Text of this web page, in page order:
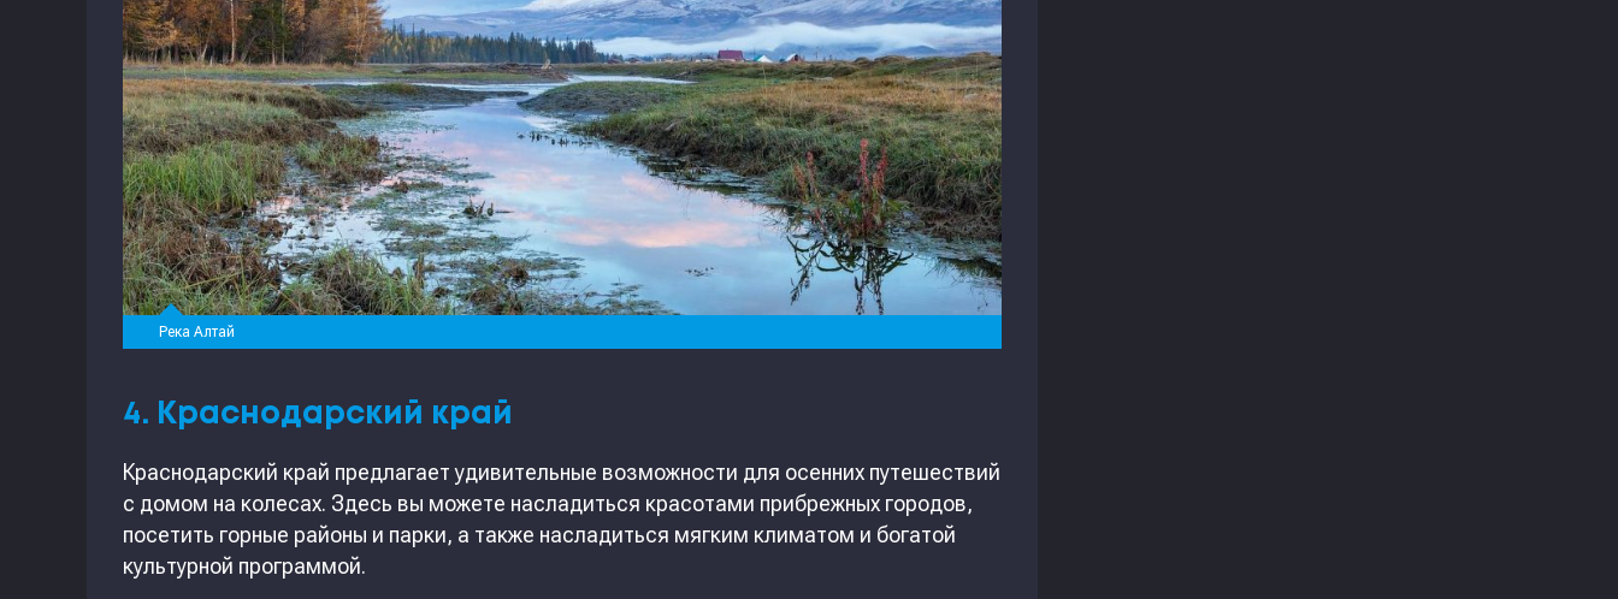
Река Алтай
4. Краснодарский край
Краснодарский край предлагает удивительные возможности для осенних путешествий
с домом на колесах. Здесь вы можете насладиться красотами прибрежных городов,
посетить горные районы и парки, а также насладиться мягким климатом и богатой
культурной программой.